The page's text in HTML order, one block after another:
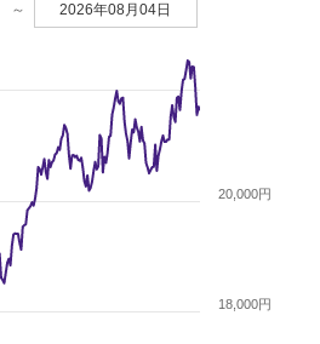
18,000円
20,000円
～ 2026年08月04日